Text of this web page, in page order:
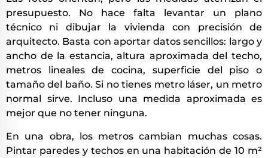
presupuesto. No hace falta levantar un plano
técnico ni dibujar la vivienda con precisión de
arquitecto. Basta con aportar datos sencillos: largo y
ancho de la estancia, altura aproximada del techo,
metros lineales de cocina, superficie del piso o
tamaño del baño. Si no tienes metro láser, un metro
normal sirve. Incluso una medida aproximada es
mejor que no tener ninguna.
En una obra, los metros cambian muchas cosas.
Pintar paredes y techos en una habitación de 10 m²